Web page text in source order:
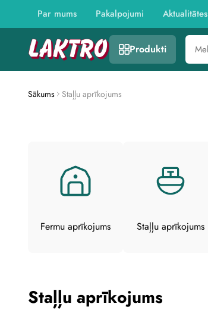
an
accessibility
CTRL
Par mums Pakalpojumi Aktualitātes
Produkti
Sākums Staļļu aprīkojums
Fermu aprīkojums Staļļu aprīkojums
Staļļu aprīkojums